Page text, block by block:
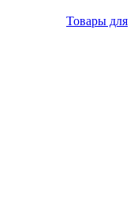
Товары для